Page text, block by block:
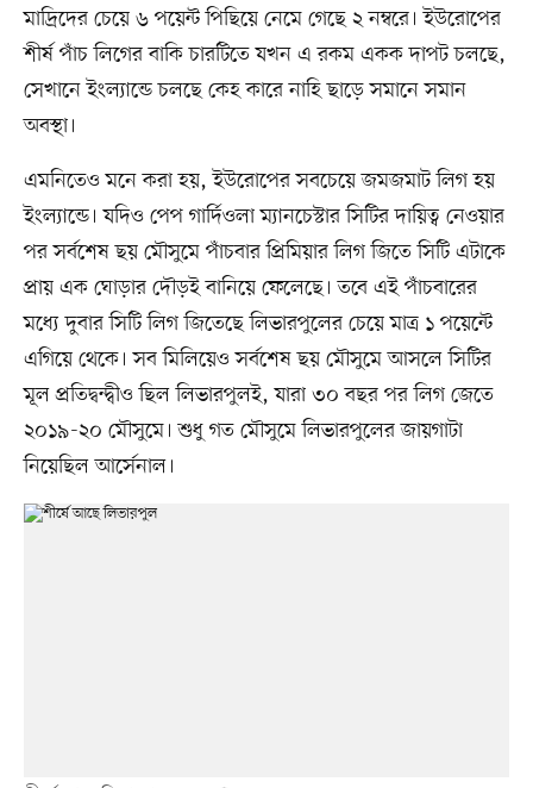
মাদ্রিদের চেয়ে ৬ পয়েন্ট পিছিয়ে নেমে গেছে ২ নম্বরে। ইউরোপের
শীর্ষ পাঁচ লিগের বাকি চারটিতে যখন এ রকম একক দাপট চলছে,
সেখানে ইংল্যান্ডে চলছে কেহ কারে নাহি ছাড়ে সমানে সমান
অবস্থা।
এমনিতেও মনে করা হয়, ইউরোপের সবচেয়ে জমজমাট লিগ হয়
ইংল্যান্ডে। যদিও পেপ গার্দিওলা ম্যানচেস্টার সিটির দায়িত্ব নেওয়ার
পর সর্বশেষ ছয় মৌসুমে পাঁচবার প্রিমিয়ার লিগ জিতে সিটি এটাকে
প্রায় এক ঘোড়ার দৌড়ই বানিয়ে ফেলেছে। তবে এই পাঁচবারের
মধ্যে দুবার সিটি লিগ জিতেছে লিভারপুলের চেয়ে মাত্র ১ পয়েন্টে
এগিয়ে থেকে। সব মিলিয়েও সর্বশেষ ছয় মৌসুমে আসলে সিটির
মূল প্রতিদ্বন্দ্বীও ছিল লিভারপুলই, যারা ৩০ বছর পর লিগ জেতে
২০১৯-২০ মৌসুমে। শুধু গত মৌসুমে লিভারপুলের জায়গাটা
নিয়েছিল আর্সেনাল।